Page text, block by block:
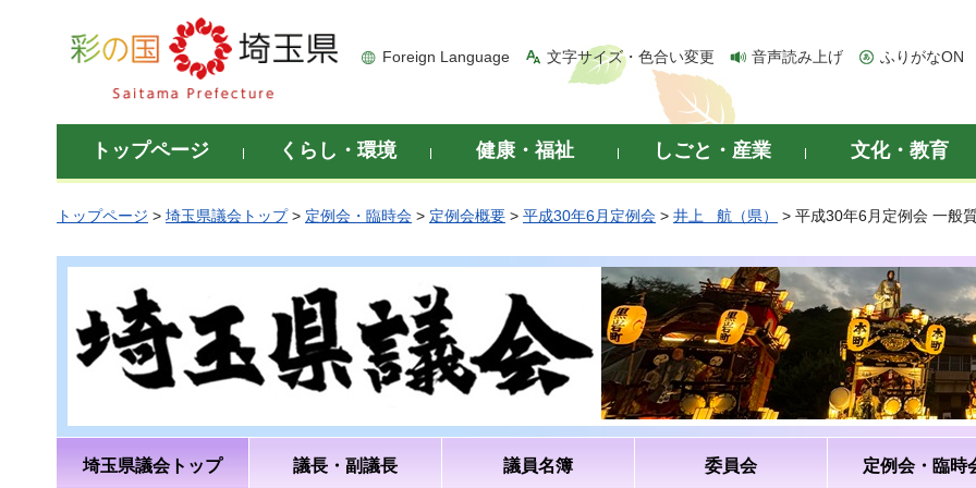
彩の国 埼玉県
Foreign Language 文字サイズ・色合い変更 音声読み上げ ふりがなON
トップページ くらし・環境 健康・福祉 しごと・産業 文化・教育
トップページ > 埼玉県議会トップ> 定例会・臨時会 > 定例会概要 > 平成30年6月定例会 > 井上 航（県） > 平成30年6月定例会 一般
埼玉県議会トップ 議長・副議長 議員名簿 委員会 定例会・臨時